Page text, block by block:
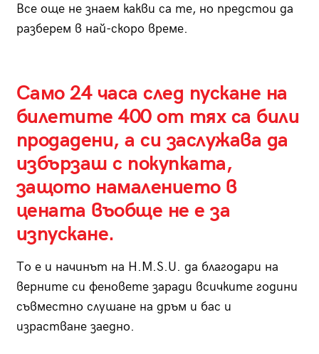
Все още не знаем какви са те, но предстои да
разберем в най-скоро време.
Само 24 часа след пускане на
билетите 400 от тях са били
продадени, а си заслужава да
избързаш с покупката,
защото намалението в
цената въобще не е за
изпускане.
То е и начинът на H.M.S.U. да благодари на
верните си феновете заради всичките години
съвместно слушане на дръм и бас и
израстване заедно.